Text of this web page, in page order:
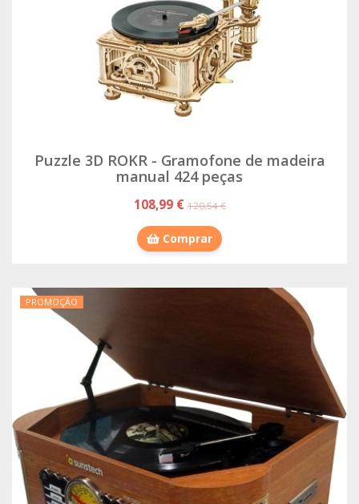
Puzzle 3D ROKR - Gramofone de madeira
manual 424 peças
108,99 €120,54 €
Comprar
PROMOÇÃO